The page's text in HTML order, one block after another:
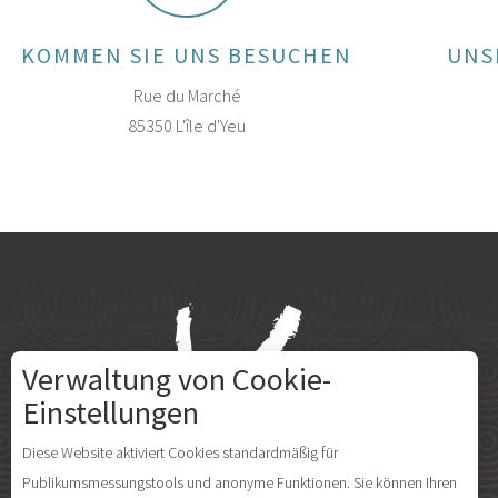
KOMMEN SIE UNS BESUCHEN
Rue du Marché
85350 L'île d'Yeu
Verwaltung von Cookie-
Einstellungen
Diese Website aktiviert Cookies standardmäßig für
Publikumsmessungstools und anonyme Funktionen. Sie können Ihren